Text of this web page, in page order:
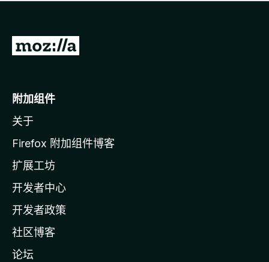
无
转
o
i
l
a
主
页
附加组件
关于
Firefox 附加组件博客
扩展工坊
开发者中心
开发者政策
社区博客
论坛